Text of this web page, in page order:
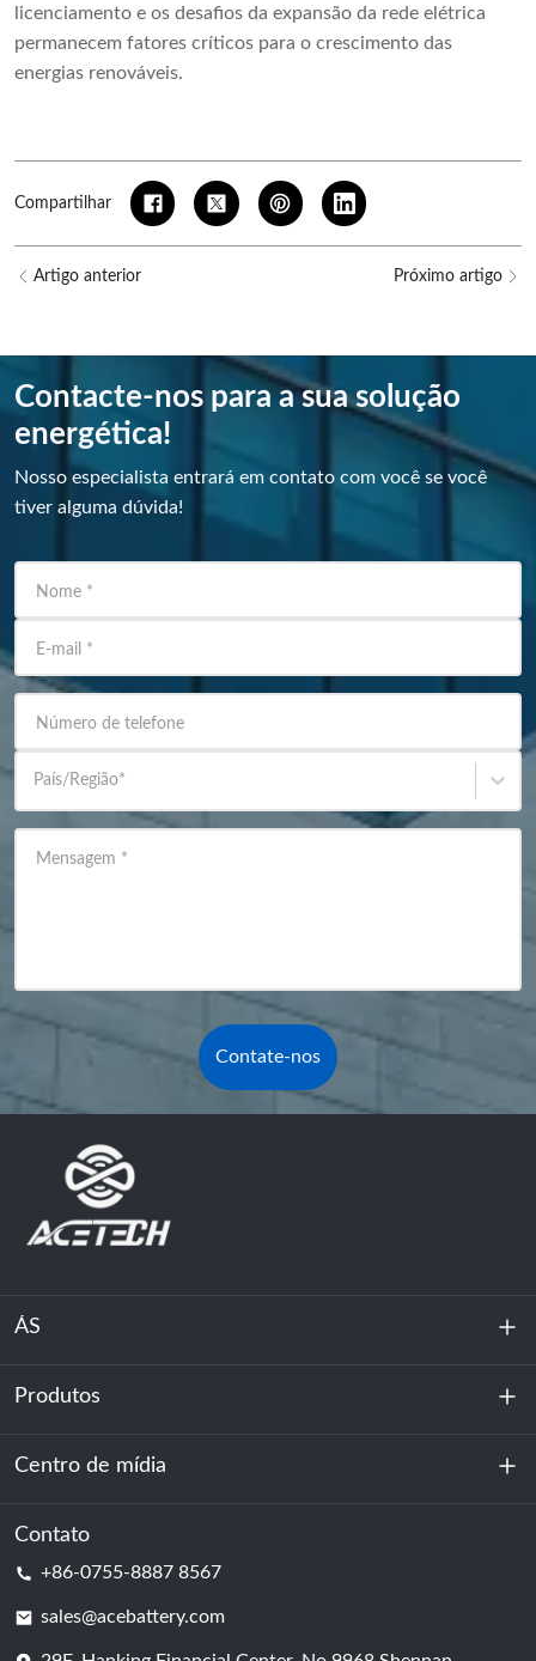
licenciamento e os desafios da expansão da rede elétrica
permanecem fatores críticos para o crescimento das
energias renováveis.
Compartilhar
Artigo anterior Próximo artigo
Contacte-nos para a sua solução
energética!
Nosso especialista entrará em contato com você se você
tiver alguma dúvida!
Nome *
E-mail *
Número de telefone
País/Região*
Mensagem *
Contate-nos
ÁS
Sobre nós
Sustentabilidade
Produtos
Armazenamento de energia
Centro de dados e sala de servidores
Centro de mídia
Notícias
Contato
+86-0755-8887 8567
sales@acebattery.com